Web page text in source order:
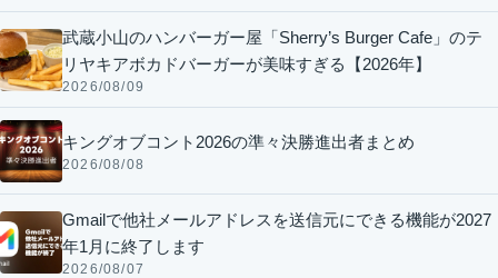
武蔵小山のハンバーガー屋「Sherry’s Burger Cafe」のテ
リヤキアボカドバーガーが美味すぎる【2026年】
2026/08/09
キングオブコント2026の準々決勝進出者まとめ
2026/08/08
Gmailで他社メールアドレスを送信元にできる機能が2027
年1月に終了します
2026/08/07